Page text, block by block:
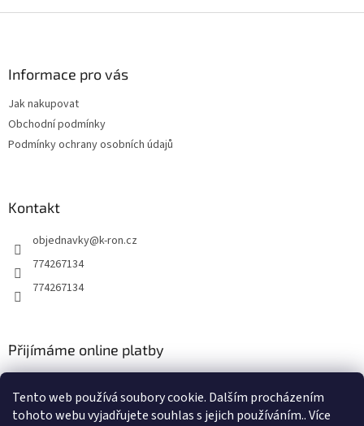
Tento web používá soubory cookie. Dalším procházením
tohoto webu vyjadřujete souhlas s jejich používáním.. Více
v
Informace pro vás
Jak nakupovat
Obchodní podmínky
Podmínky ochrany osobních údajů
Kontakt
objednavky@k-ron.cz
774267134
774267134
Přijímáme online platby